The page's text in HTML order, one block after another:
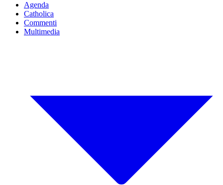
Agenda
Catholica
Commenti
Multimedia